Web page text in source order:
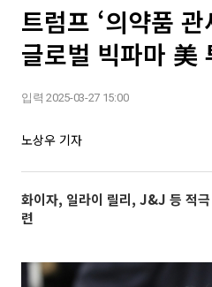
트럼프 ‘의약품
글로벌 빅파마 美
입력 2025-03-27 15:00
노상우 기자
화이자, 일라이 릴리, J&J 등 적
련